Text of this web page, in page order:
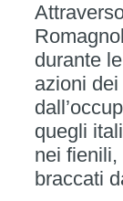
durante
azioni
quegli
nei
braccati